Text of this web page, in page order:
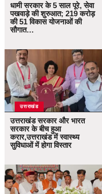
धामी सरकार के 5 साल पूरे, सेवा
पखवाड़े की शुरुआत; 219 करोड़
की 51 विकास योजनाओं की
सौगात…
उत्तराखंड
उत्तराखंड सरकार और भारत
सरकार के बीच हुआ
करार,उत्तराखंड में स्वास्थ्य
सुविधाओं में होगा विस्तार